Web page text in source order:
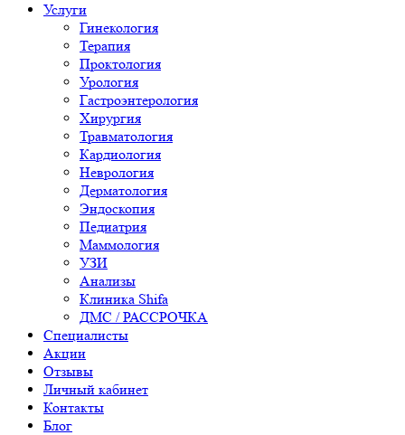
Услуги
Гинекология
Терапия
Проктология
Урология
Гастроэнтерология
Хирургия
Травматология
Кардиология
Неврология
Дерматология
Эндоскопия
Педиатрия
Маммология
УЗИ
Анализы
Клиника Shifa
ДМС / РАССРОЧКА
Специалисты
Акции
Отзывы
Личный кабинет
Контакты
Блог